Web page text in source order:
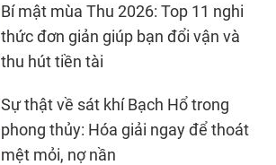
Bí mật mùa Thu 2026: Top 11 nghi
thức đơn giản giúp bạn đổi vận và
thu hút tiền tài
Sự thật về sát khí Bạch Hổ trong
phong thủy: Hóa giải ngay để thoát
mệt mỏi, nợ nần